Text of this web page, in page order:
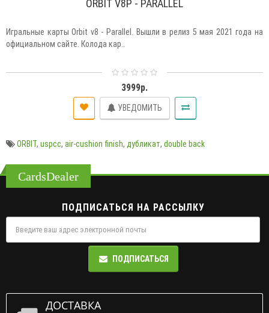
ORBIT V8P - PARALLEL
Игральные карты Orbit v8 - Parallel. Вышли в релиз 5 мая 2021 года на
официальном сайте. Колода кар..
3999р.
УВЕДОМИТЬ
ORBIT, uspcc, air-cushion finish, дубликат, double back
CardsDealer
ПОДПИСАТЬСЯ НА РАССЫЛКУ
ПОДПИСАТЬСЯ
ДОСТАВКА